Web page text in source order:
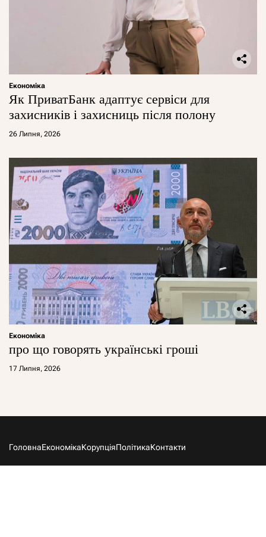
Економіка
Як ПриватБанк адаптує сервіси для
захисників і захисниць після полону
26 Липня, 2026
Економіка
про що говорять українські гроші
17 Липня, 2026
ГоловнаЕкономікаКорупціяПолітикаКонтакти